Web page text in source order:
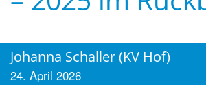
Johanna Schaller (KV Hof)
24. April 2026